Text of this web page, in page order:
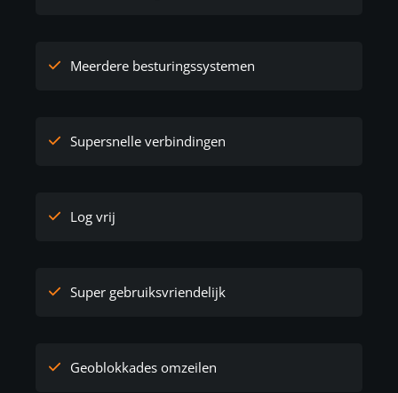
Meerdere besturingssystemen
Supersnelle verbindingen
Log vrij
Super gebruiksvriendelijk
Geoblokkades omzeilen